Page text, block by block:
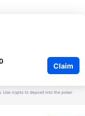
Claim
Use crypto to deposit into the poker